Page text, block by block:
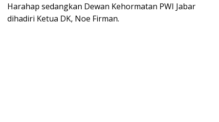
Harahap sedangkan Dewan Kehormatan PWI Jabar
dihadiri Ketua DK, Noe Firman.